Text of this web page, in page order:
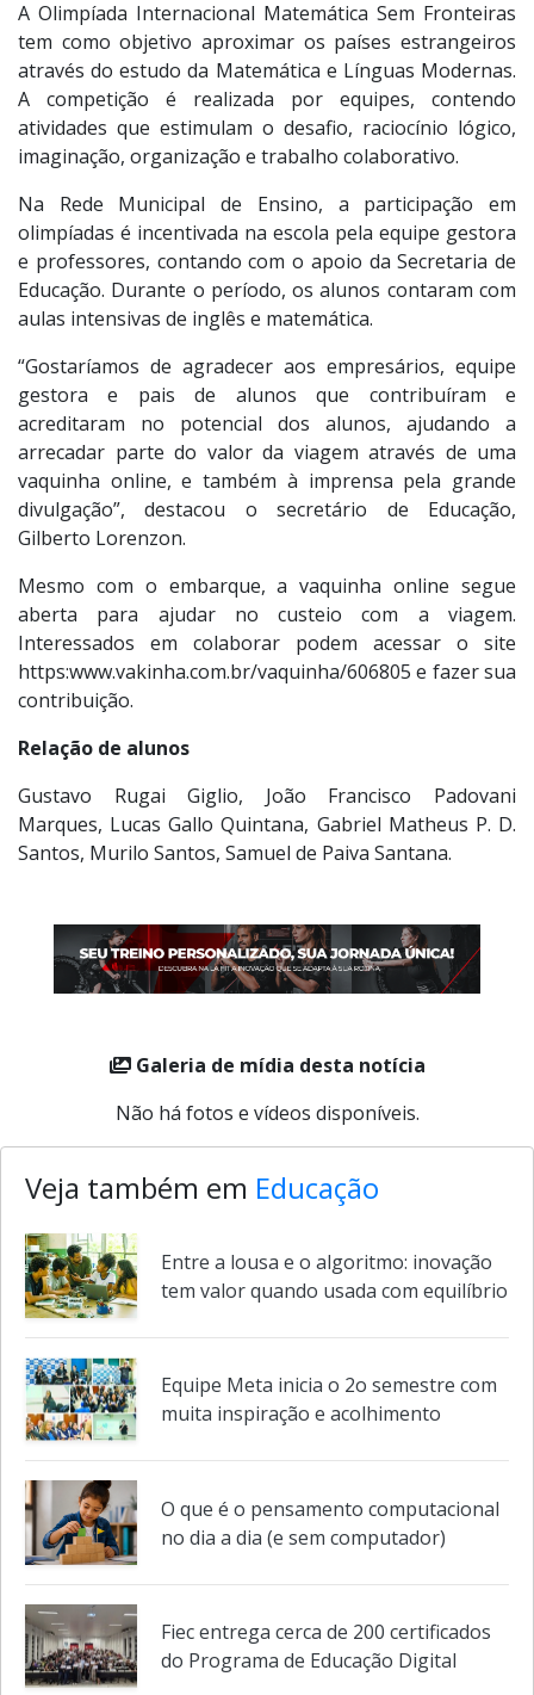
A Olimpíada Internacional Matemática Sem Fronteiras
tem como objetivo aproximar os países estrangeiros
através do estudo da Matemática e Línguas Modernas.
A competição é realizada por equipes, contendo
atividades que estimulam o desafio, raciocínio lógico,
imaginação, organização e trabalho colaborativo.
Na Rede Municipal de Ensino, a participação em
olimpíadas é incentivada na escola pela equipe gestora
e professores, contando com o apoio da Secretaria de
Educação. Durante o período, os alunos contaram com
aulas intensivas de inglês e matemática.
“Gostaríamos de agradecer aos empresários, equipe
gestora e pais de alunos que contribuíram e
acreditaram no potencial dos alunos, ajudando a
arrecadar parte do valor da viagem através de uma
vaquinha online, e também à imprensa pela grande
divulgação”, destacou o secretário de Educação,
Gilberto Lorenzon.
Mesmo com o embarque, a vaquinha online segue
aberta para ajudar no custeio com a viagem.
Interessados em colaborar podem acessar o site
https:www.vakinha.com.br/vaquinha/606805 e fazer sua
contribuição.
Relação de alunos
Gustavo Rugai Giglio, João Francisco Padovani
Marques, Lucas Gallo Quintana, Gabriel Matheus P. D.
Santos, Murilo Santos, Samuel de Paiva Santana.
Galeria de mídia desta notícia
Não há fotos e vídeos disponíveis.
Veja também em Educação
Entre a lousa e o algoritmo: inovação
tem valor quando usada com equilíbrio
Equipe Meta inicia o 2o semestre com
muita inspiração e acolhimento
O que é o pensamento computacional
no dia a dia (e sem computador)
Fiec entrega cerca de 200 certificados
do Programa de Educação Digital